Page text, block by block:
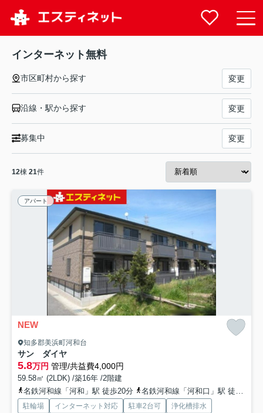
インターネット無料
市区町村から探す 変更
沿線・駅から探す 変更
募集中 変更
12棟 21件
アパート
NEW
知多郡美浜町河和台
サン ダイヤ
5.8万円 管理/共益費4,000円
59.58㎡ (2LDK) /築16年 /2階建
名鉄河和線「河和」駅 徒歩20分
名鉄河和線「河和口」駅 徒歩52分
駐輪場 インターネット対応 駐車2台可 浄化槽排水